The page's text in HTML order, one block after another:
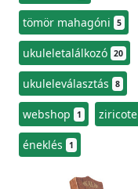
tömör mahagóni 5
ukuleletalálkozó 20
ukuleleválasztás 8
webshop 1 ziricote
éneklés 1